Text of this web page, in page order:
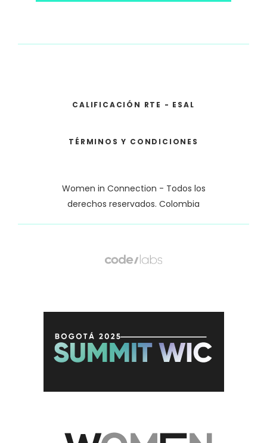
Women in Connection - Todos los
derechos reservados. Colombia
TÉRMINOS Y CONDICIONES
CALIFICACIÓN RTE - ESAL